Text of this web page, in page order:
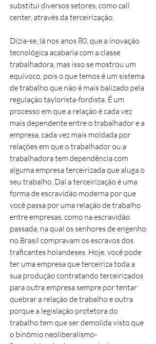
substitui diversos setores, como call
center, através da terceirização.
Dizia-se, lá nos anos 80, que a inovação
tecnológica acabaria com a classe
trabalhadora, mas isso se mostrou um
equívoco, pois o que temos é um sistema
de trabalho que não é mais balizado pela
regulação taylorista-fordista. É um
processo em que a relação é cada vez
mais dependente entre o trabalhador e a
empresa, cada vez mais moldada por
relações em que o trabalhador ou a
trabalhadora tem dependência com
alguma empresa terceirizada que aluga o
seu trabalho. Daí a terceirização é uma
forma de escravidão moderna por que
você passa por uma relação de trabalho
entre empresas, como na escravidão
passada, na qual os senhores de engenho
no Brasil compravam os escravos dos
traficantes holandeses. Hoje, você pode
ter uma empresa que terceiriza toda a
sua produção contratando terceirizados
para outra empresa sempre por tentar
quebrar a relação de trabalho e outra
porque a legislação protetora do
trabalho tem que ser demolida visto que
o binômio neoliberalismo-